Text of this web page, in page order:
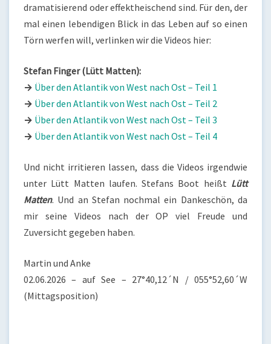
dramatisierend oder effektheischend sind. Für den, der
mal einen lebendigen Blick in das Leben auf so einen
Törn werfen will, verlinken wir die Videos hier:
Stefan Finger (Lütt Matten):
→ Über den Atlantik von West nach Ost – Teil 1
→ Über den Atlantik von West nach Ost – Teil 2
→ Über den Atlantik von West nach Ost – Teil 3
→ Über den Atlantik von West nach Ost – Teil 4
Und nicht irritieren lassen, dass die Videos irgendwie
unter Lütt Matten laufen. Stefans Boot heißt Lütt
Matten. Und an Stefan nochmal ein Dankeschön, da
mir seine Videos nach der OP viel Freude und
Zuversicht gegeben haben.
Martin und Anke
02.06.2026 – auf See – 27°40,12´N / 055°52,60´W
(Mittagsposition)